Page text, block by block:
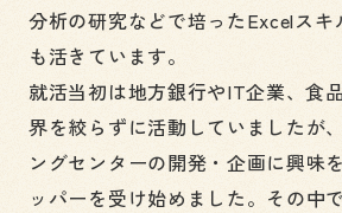
分析の研究などで培ったExcelスキ
も活きています。
就活当初は地方銀行やIT企業、食
界を絞らずに活動していましたが
ングセンターの開発・企画に興味
ッパーを受け始めました。その中